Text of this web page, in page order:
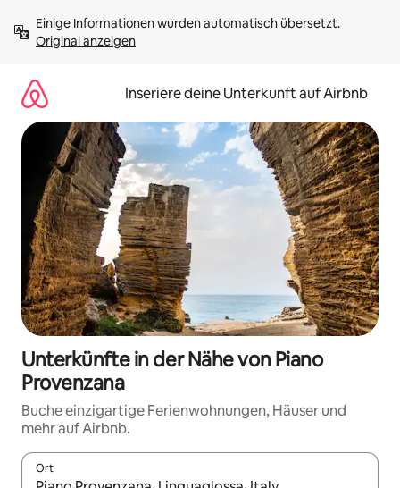
Inhalten
springenOriginal anzeigen
Inseriere deine Unterkunft auf Airbnb
Unterkünfte in der Nähe von Piano
Provenzana
Buche einzigartige Ferienwohnungen, Häuser und
mehr auf Airbnb.
Ort
Wenn Ergebnisse verfügbar sind, navigiere mit den